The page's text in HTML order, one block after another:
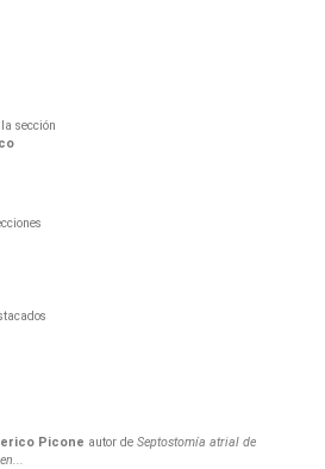
sección
Picone autor deSeptostomía atrial de